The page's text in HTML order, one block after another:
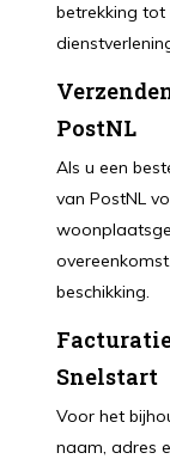
betrekking tot
PostNL
Als u een
van PostNL
beschikking.
Snelstart
Voor het
naam, adres